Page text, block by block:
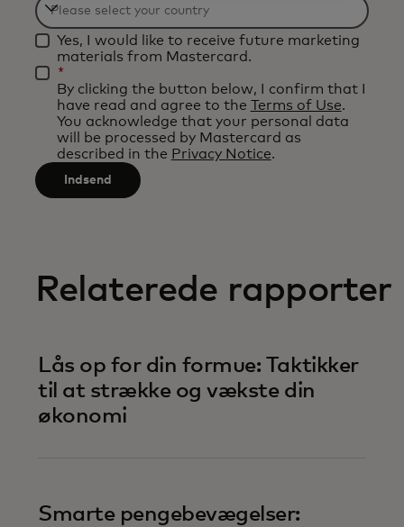
be
applied
after
3
characters.
Filtering
will
be
applied
after
characters.
Yes, I would like to receive future marketing
materials from Mastercard.
*
By clicking the button below, I confirm that I
have read and agree to the Terms of Use.
You acknowledge that your personal data
will be processed by Mastercard as
described in the Privacy Notice.
Indsend
Relaterede rapporter
Lås op for din formue: Taktikker
til at strække og vækste din
økonomi
Smarte pengebevægelser: